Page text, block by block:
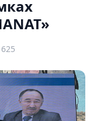
625